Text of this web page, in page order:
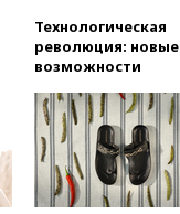
Технологическая
революция: новые
возможности